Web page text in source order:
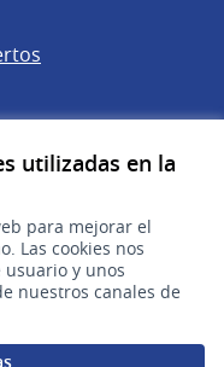
utilizadas en la
para mejorar el
Las cookies nos
y unos
nuestros canales de
del Uruguay